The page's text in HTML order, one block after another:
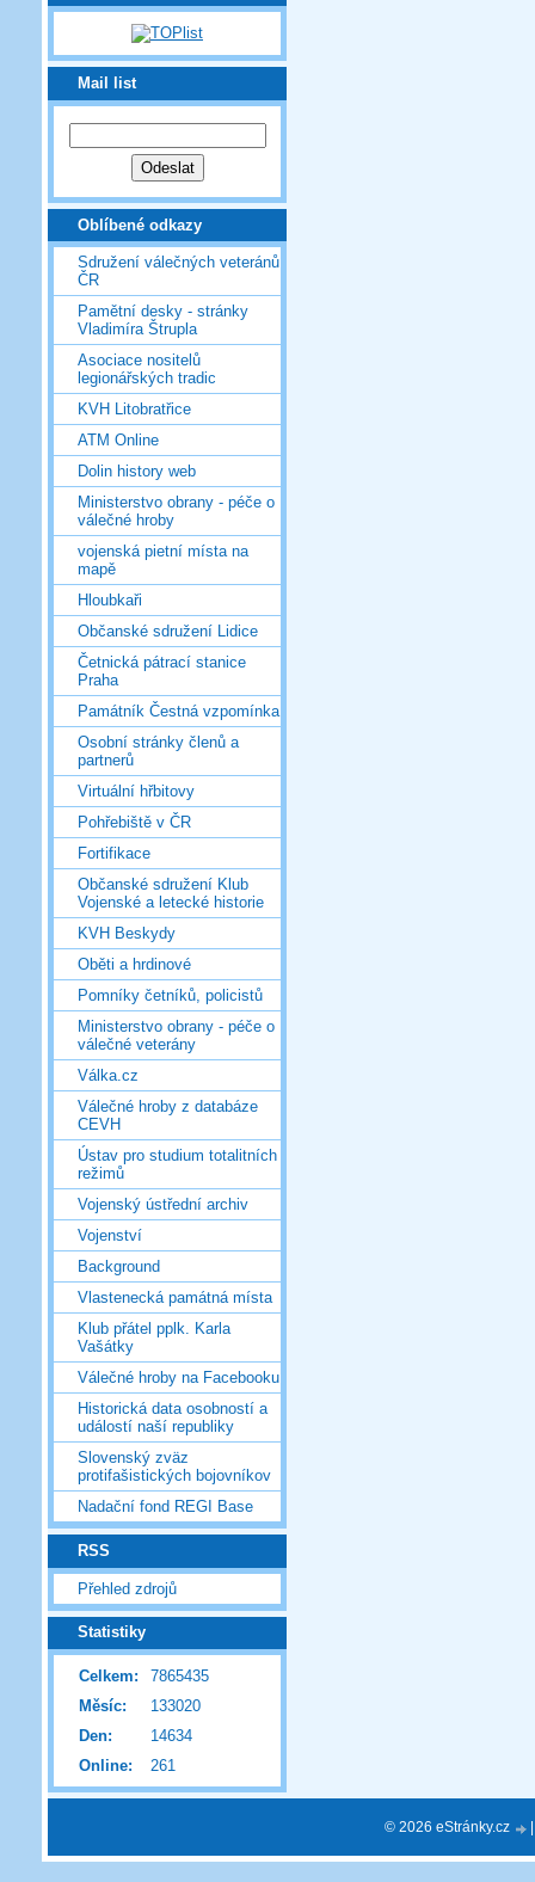
Mail list
Oblíbené odkazy
Sdružení válečných veteránů
ČR
Pamětní desky - stránky
Vladimíra Štrupla
Asociace nositelů
legionářských tradic
KVH Litobratřice
ATM Online
Dolin history web
Ministerstvo obrany - péče o
válečné hroby
vojenská pietní místa na
mapě
Hloubkaři
Občanské sdružení Lidice
Četnická pátrací stanice
Praha
Památník Čestná vzpomínka
Osobní stránky členů a
partnerů
Virtuální hřbitovy
Pohřebiště v ČR
Fortifikace
Občanské sdružení Klub
Vojenské a letecké historie
KVH Beskydy
Oběti a hrdinové
Pomníky četníků, policistů
Ministerstvo obrany - péče o
válečné veterány
Válka.cz
Válečné hroby z databáze
CEVH
Ústav pro studium totalitních
režimů
Vojenský ústřední archiv
Vojenství
Background
Vlastenecká památná místa
Klub přátel pplk. Karla
Vašátky
Válečné hroby na Facebooku
Historická data osobností a
událostí naší republiky
Slovenský zväz
protifašistických bojovníkov
Nadační fond REGI Base
RSS
Přehled zdrojů
Statistiky
Online: 261
Celkem:
7865435
Měsíc:
133020
Den:
14634
© 2026 eStránky.cz